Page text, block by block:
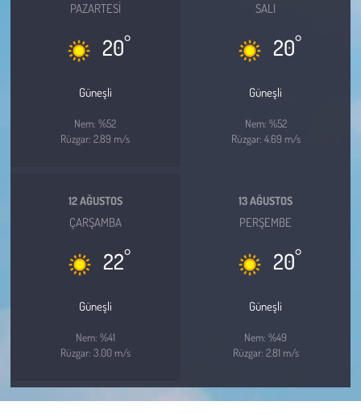
PAZARTESI
20°
Güneşli
Nem: %52
Rüzgar: 2.89 m/s
SALI
20°
Güneşli
Nem: %52
Rüzgar: 4.69 m/s
12 AĞUSTOS
ÇARŞAMBA
22°
Güneşli
Nem: %41
Rüzgar: 3.00 m/s
13 AĞUSTOS
PERŞEMBE
20°
Güneşli
Nem: %49
Rüzgar: 2.81 m/s